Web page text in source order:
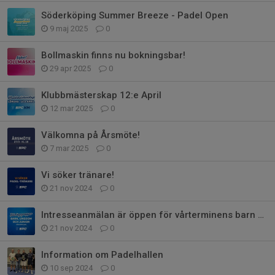
Söderköping Summer Breeze - Padel Open
9 maj 2025 0
Bollmaskin finns nu bokningsbar!
29 apr 2025 0
Klubbmästerskap 12:e April
12 mar 2025 0
Välkomna på Årsmöte!
7 mar 2025 0
Vi söker tränare!
21 nov 2024 0
Intresseanmälan är öppen för vårterminens barn och ungdomsgrupper
21 nov 2024 0
Information om Padelhallen
10 sep 2024 0